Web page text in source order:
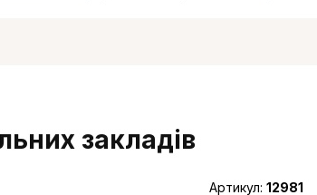
закладів
Артикул: 12981